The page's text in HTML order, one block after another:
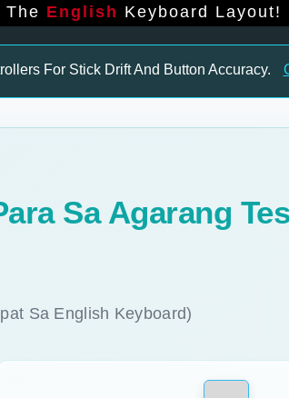
The English Keyboard Layout!
For Stick Drift And Button Accuracy.
Sa Agarang
Sa English Keyboard)